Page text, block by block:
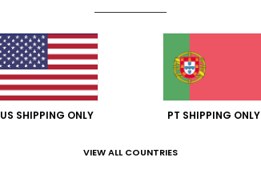
US SHIPPING ONLY PT SHIPPING ONLY
VIEW ALL COUNTRIES